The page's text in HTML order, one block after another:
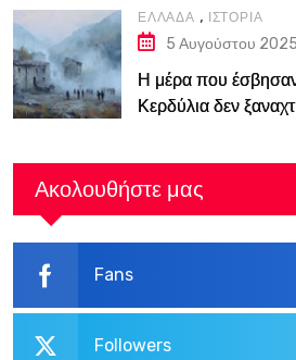
ΕΛΛΆΔΑ , ΙΣΤΟΡΊΑ
5 Αυγούστου 2025
Η μέρα που
Κερδύλια δεν
Ακολουθήστε μας
Fans
Followers